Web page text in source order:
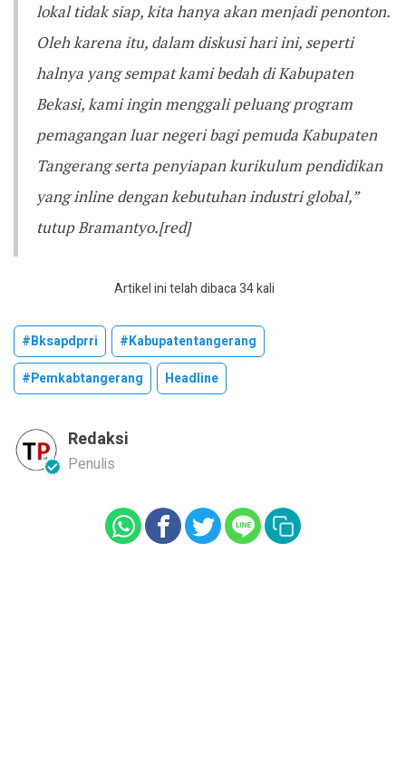
lokal tidak siap, kita hanya akan menjadi penonton.
Oleh karena itu, dalam diskusi hari ini, seperti
halnya yang sempat kami bedah di Kabupaten
Bekasi, kami ingin menggali peluang program
pemagangan luar negeri bagi pemuda Kabupaten
Tangerang serta penyiapan kurikulum pendidikan
yang inline dengan kebutuhan industri global,”
tutup Bramantyo.[red]
Artikel ini telah dibaca 34 kali
#bksapdprri
#kabupatentangerang
#pemkabtangerang
Headline
Redaksi
Penulis